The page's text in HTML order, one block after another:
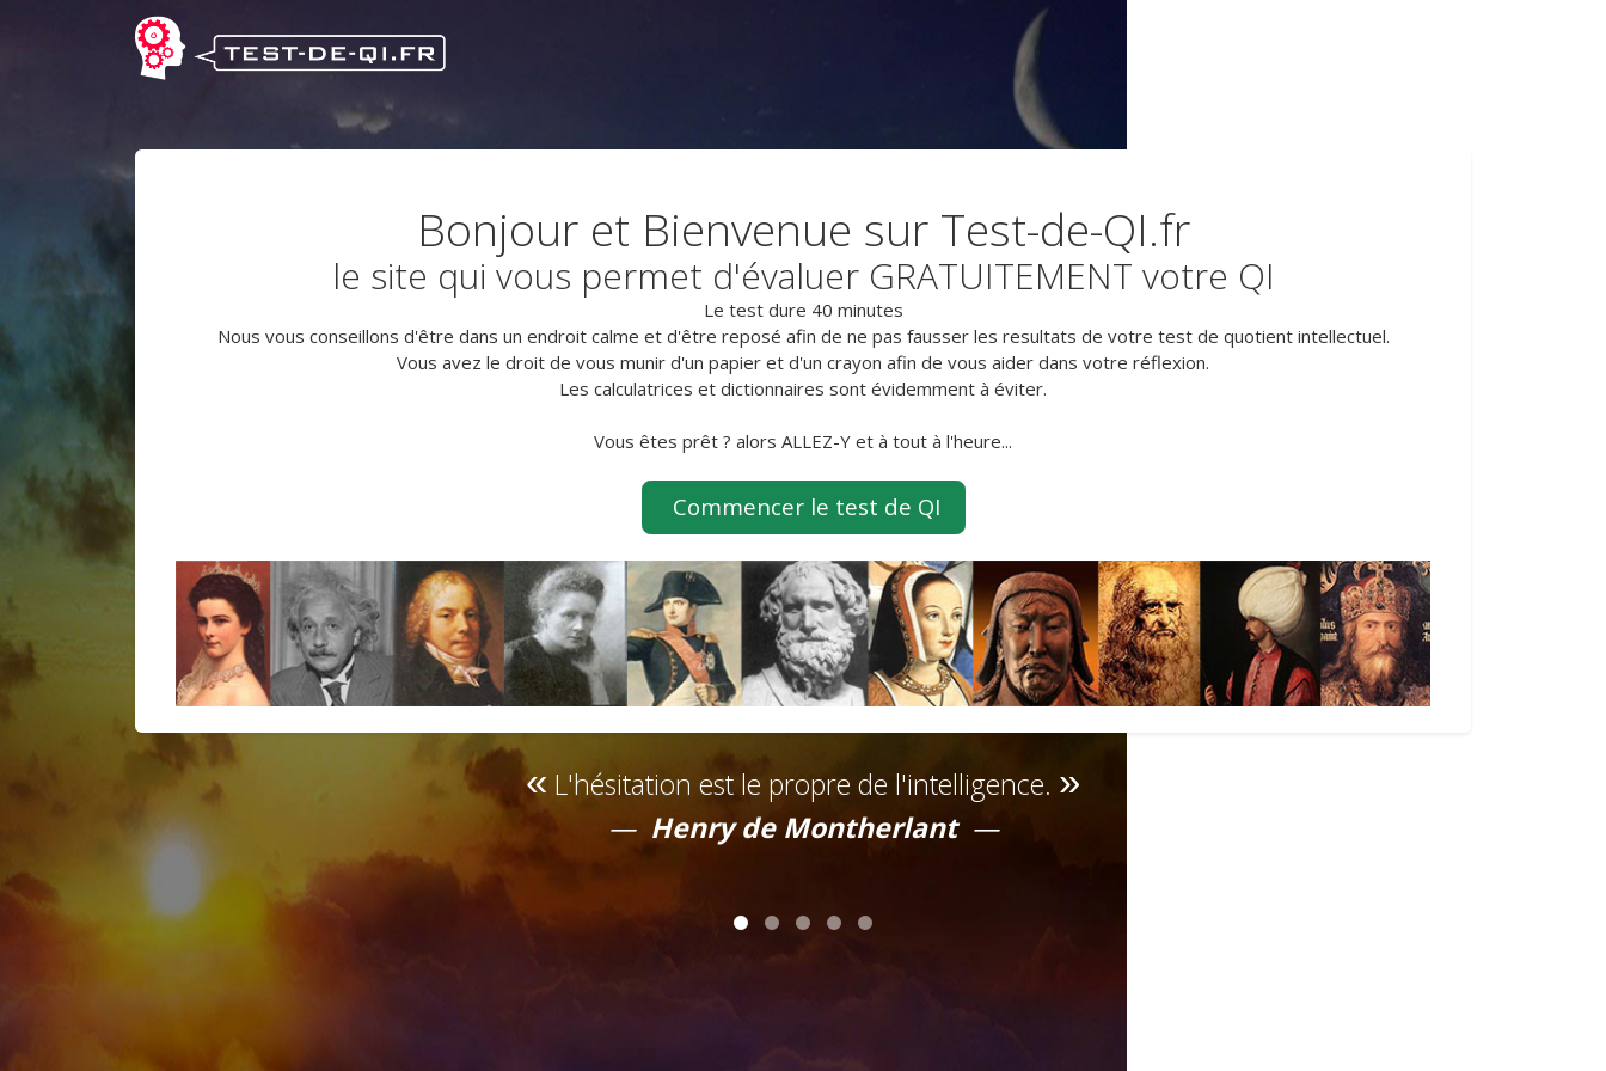
Bonjour et Bienvenue sur Test-de-QI.fr
le site qui vous permet d'évaluer GRATUITEMENT votre QI
Le test dure 40 minutes
Nous vous conseillons d'être dans un endroit calme et d'être reposé afin de ne pas fausser les resultats de votre test de quotient intellectuel.
Vous avez le droit de vous munir d'un papier et d'un crayon afin de vous aider dans votre réflexion.
Les calculatrices et dictionnaires sont évidemment à éviter.
Vous êtes prêt ? alors ALLEZ-Y et à tout à l'heure...
Commencer le test de QI
L'hésitation est le propre de l'intelligence.
Henry de Montherlant